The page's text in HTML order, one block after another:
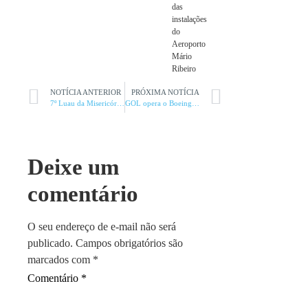
das
instalações
do
Aeroporto
Mário
Ribeiro
NOTÍCIA ANTERIOR
PRÓXIMA NOTÍCIA
Deixe um
comentário
O seu endereço de e-mail não será
publicado. Campos obrigatórios são
marcados com *
Comentário *